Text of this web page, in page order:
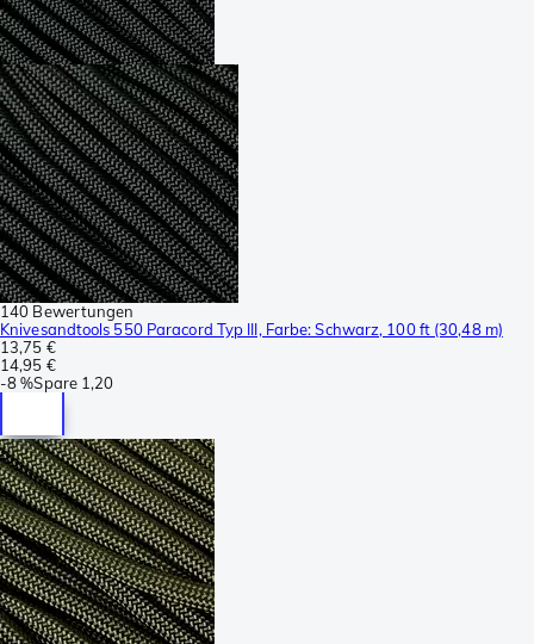
140 Bewertungen
Knivesandtools 550 Paracord Typ III, Farbe: Schwarz, 100 ft (30,48 m)
13,75 €
14,95 €
-8 %Spare 1,20